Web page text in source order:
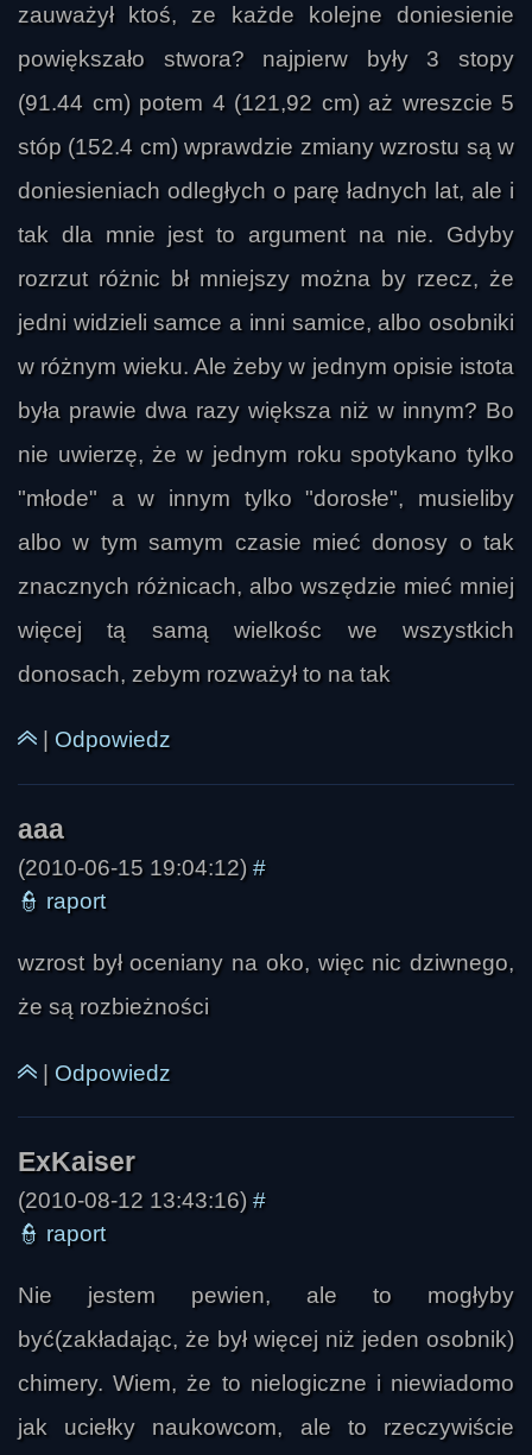
zauważył ktoś, ze każde kolejne doniesienie
powiększało stwora? najpierw były 3 stopy
(91.44 cm) potem 4 (121,92 cm) aż wreszcie 5
stóp (152.4 cm) wprawdzie zmiany wzrostu są w
doniesieniach odległych o parę ładnych lat, ale i
tak dla mnie jest to argument na nie. Gdyby
rozrzut różnic bł mniejszy można by rzecz, że
jedni widzieli samce a inni samice, albo osobniki
w różnym wieku. Ale żeby w jednym opisie istota
była prawie dwa razy większa niż w innym? Bo
nie uwierzę, że w jednym roku spotykano tylko
"młode" a w innym tylko "dorosłe", musieliby
albo w tym samym czasie mieć donosy o tak
znacznych różnicach, albo wszędzie mieć mniej
więcej tą samą wielkośc we wszystkich
donosach, zebym rozważył to na tak
Odpowiedz
(2010-06-15 19:04:12) #
👮 raport
wzrost był oceniany na oko, więc nic dziwnego,
że są rozbieżności
| Odpowiedz
(2010-08-12 13:43:16) #
👮 raport
Nie jestem pewien, ale to mogłyby
być(zakładając, że był więcej niż jeden osobnik)
chimery. Wiem, że to nielogiczne i niewiadomo
jak uciełky naukowcom, ale to rzeczywiście
ozzy89a